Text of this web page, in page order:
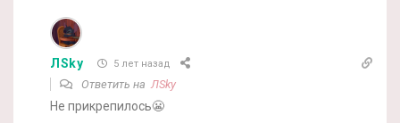
ЛSky 5 лет назад
Ответить на ЛSky
Не прикрепилось😬